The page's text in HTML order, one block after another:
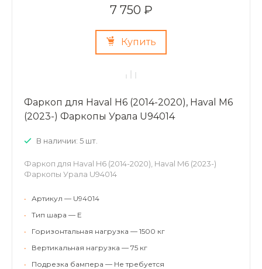
7 750 ₽
Купить
Фаркоп для Haval H6 (2014-2020), Haval M6
(2023-) Фаркопы Урала U94014
В наличии: 5 шт.
Фаркоп для Haval H6 (2014-2020), Haval M6 (2023-)
Фаркопы Урала U94014
•
Артикул — U94014
•
Тип шара — E
•
Горизонтальная нагрузка — 1500 кг
•
Вертикальная нагрузка — 75 кг
•
Подрезка бампера — Не требуется